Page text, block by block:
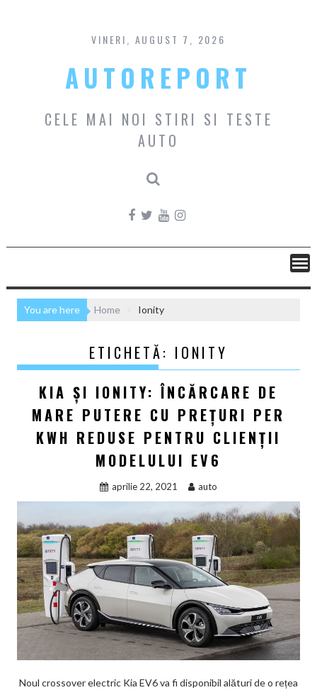
content
VINERI, AUGUST 7, 2026
AUTOREPORT
CELE MAI NOI STIRI SI TESTE
AUTO
You are here Home Ionity
ETICHETĂ: IONITY
KIA ȘI IONITY: ÎNCĂRCARE DE
MARE PUTERE CU PREȚURI PER
KWH REDUSE PENTRU CLIENȚII
MODELULUI EV6
aprilie 22, 2021 auto
Noul crossover electric Kia EV6 va fi disponibil alături de o rețea